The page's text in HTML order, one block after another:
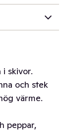
skivor.
och stek
värme.
peppar,